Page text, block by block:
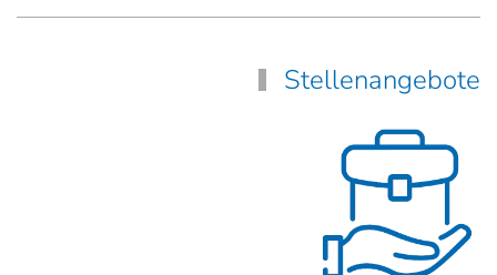
Stellenangebote